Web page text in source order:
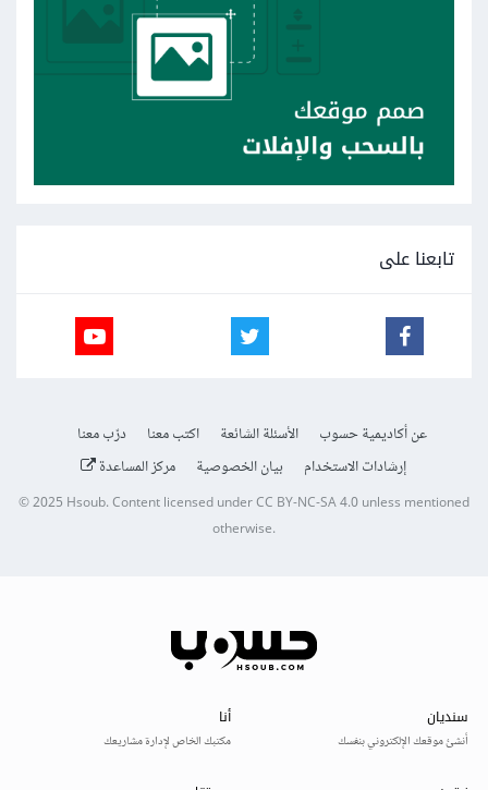
تابعنا على
عن أكاديمية حسوب الأسئلة الشائعة اكتب معنا
درّب معنا
إرشادات الاستخدام
بيان الخصوصية مركز المساعدة
© 2025Hsoub.Content licensed underCC BY-NC-SA 4.0unless mentioned
otherwise.